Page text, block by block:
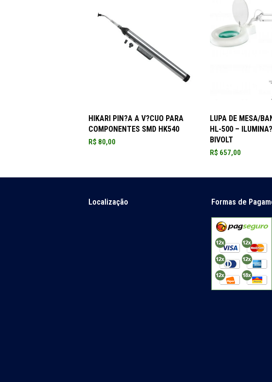
ADICIONAR AO CARRINHO
HIKARI PIN?A A V?CUO PARA
COMPONENTES SMD HK540
R$ 80,00
ADICIONAR AO
LUPA DE MESA/
HL-500 –
BIVOLT
R$ 657,00
Localização Formas de